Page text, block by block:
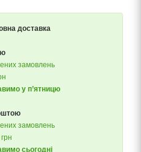
доставка
замовлень
у п’ятницю
замовлень
сьогодні